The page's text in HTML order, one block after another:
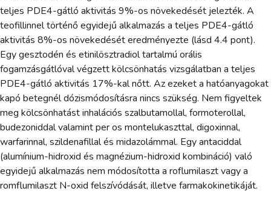
teljes PDE4-gátló aktivitás 9%-os növekedését jelezték. A
teofillinnel történő egyidejű alkalmazás a teljes PDE4-gátló
aktivitás 8%-os növekedését eredményezte (lásd 4.4 pont).
Egy gesztodén és etinilösztradiol tartalmú orális
fogamzásgátlóval végzett kölcsönhatás vizsgálatban a teljes
PDE4-gátló aktivitás 17%-kal nőtt. Az ezeket a hatóanyagokat
kapó betegnél dózismódosításra nincs szükség. Nem figyeltek
meg kölcsönhatást inhalációs szalbutamollal, formoterollal,
budezoniddal valamint per os montelukaszttal, digoxinnal,
warfarinnal, szildenafillal és midazolámmal. Egy antaciddal
(alumínium-hidroxid és magnézium-hidroxid kombináció) való
egyidejű alkalmazás nem módosította a roflumilaszt vagy a
romflumilaszt N-oxid felszívódását, illetve farmakokinetikáját.